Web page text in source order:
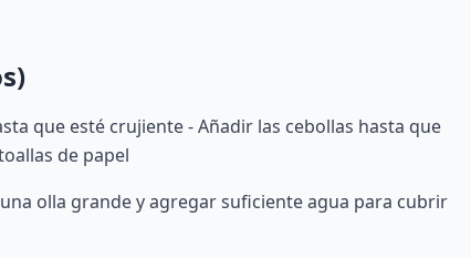
que esté crujiente - Añadir las cebollas hasta que
de papel
olla grande y agregar suficiente agua para cubrir